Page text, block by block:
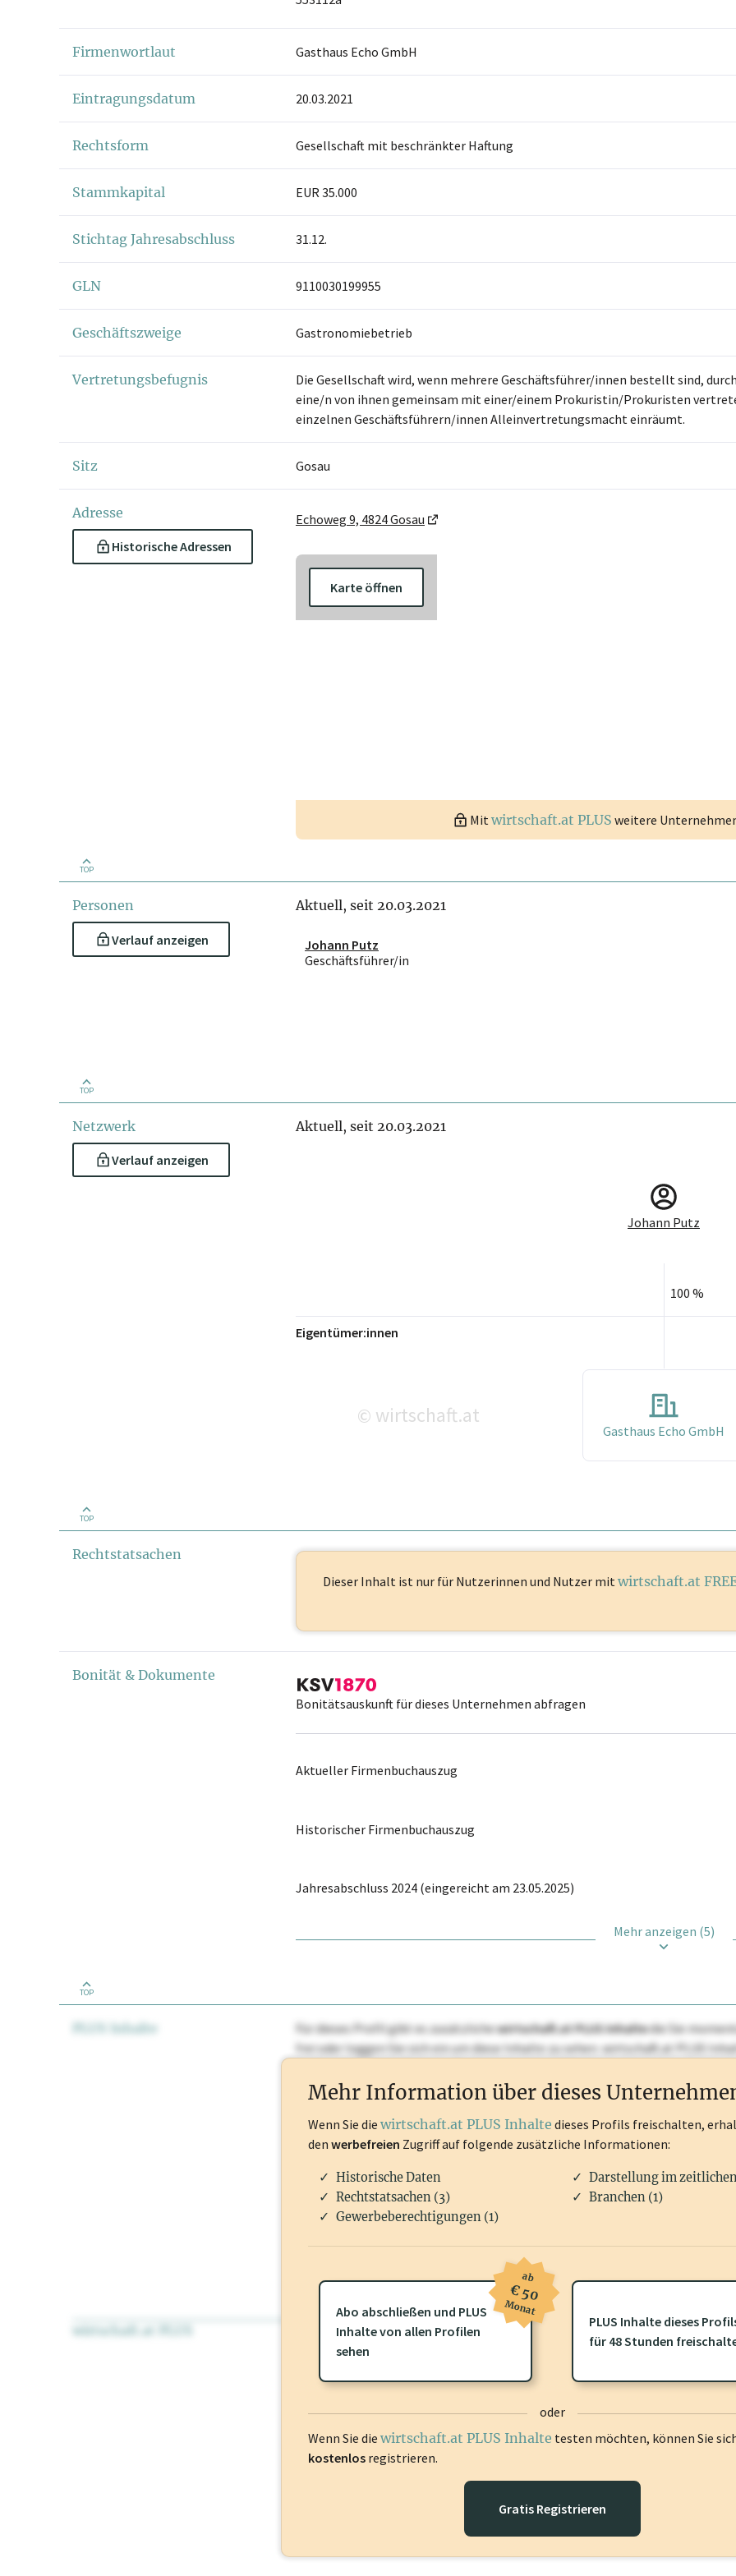
Firmenwortlaut Gasthaus Echo GmbH
Eintragungsdatum 20.03.2021
Rechtsform Gesellschaft mit beschränkter Haftung
Stammkapital EUR 35.000
Stichtag Jahresabschluss 31.12.
GLN 9110030199955
Geschäftszweige Gastronomiebetrieb
Vertretungsbefugnis
Die Gesellschaft wird, wenn mehrere Geschäftsführer/innen bestellt sind,
eine/n von ihnen gemeinsam mit einer/einem Prokuristin/Prokuristen
einzelnen Geschäftsführern/innen Alleinvertretungsmacht einräumt.
Sitz Gosau
Adresse
Historische Adressen
Echoweg 9, 4824 Gosau
Karte öffnen
Mitwirtschaft.at PLUS weitere
TOP
Personen
Verlauf anzeigen
Aktuell, seit 20.03.2021
Johann Putz
Geschäftsführer/in
TOP
Netzwerk
Verlauf anzeigen
Aktuell, seit 20.03.2021
Johann Putz
100 %
Eigentümer:innen
© wirtschaft.at
Gasthaus Echo GmbH
TOP
Rechtstatsachen
Dieser Inhalt ist nur für Nutzerinnen und Nutzer mit wirtschaft.at
Bonität & Dokumente
Bonitätsauskunft für dieses Unternehmen abfragen
Aktueller Firmenbuchauszug
Historischer Firmenbuchauszug
Jahresabschluss 2024 (eingereicht am 23.05.2025)
Mehr anzeigen (5)
TOP
PLUS Inhalte Für dieses Profil gibt es zusätzlichewirtschaft.at PLUS Inhaltedie Sie
frei oder loggen Sie sich ein um diese Inhalte zu sehen. wirtschaft.at PLUS
wirtschaft.at PLUS Für dieses Profil gibt es zusätzliche wirtschaft.at PLUS Inhaltedie Sie
frei oder loggen Sie sich ein um diese Inhalte zu sehen.
Mehr Information über dieses
Wenn Sie die wirtschaft.at PLUS Inhalte dieses Profils freischalten,
den werbefreien Zugriff auf folgende zusätzliche Informationen:
Historische Daten
Darstellung im
Rechtstatsachen (3)
Branchen (1)
Gewerbeberechtigungen (1)
Abo abschließen und PLUS
Inhalte von allen Profilen
sehen
ab
€ 50
Monat
PLUS Inhalte dieses
für 48 Stunden
oder
Wenn Sie die wirtschaft.at PLUS Inhalte testen möchten, können Sie
kostenlos registrieren.
Gratis Registrieren